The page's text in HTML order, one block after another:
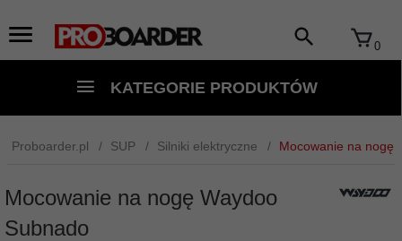
0
KATEGORIE PRODUKTÓW
Proboarder.pl SUP Silniki elektryczne Mocowanie na nogę
Mocowanie na nogę Waydoo
Subnado